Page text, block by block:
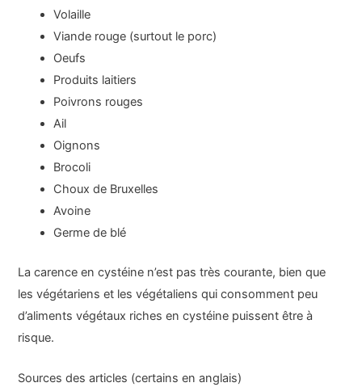
Volaille
Viande rouge (surtout le porc)
Oeufs
Produits laitiers
Poivrons rouges
Ail
Oignons
Brocoli
Choux de Bruxelles
Avoine
Germe de blé
La carence en cystéine n’est pas très courante, bien que
les végétariens et les végétaliens qui consomment peu
d’aliments végétaux riches en cystéine puissent être à
risque.
Sources des articles (certains en anglais)